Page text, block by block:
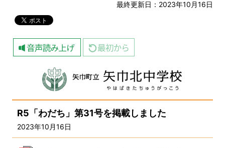
最終更新日：2023年10月16日
R5「わだち」第31号を掲載しました
2023年10月16日